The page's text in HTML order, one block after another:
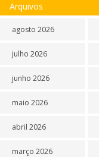
Arquivos
agosto 2026
julho 2026
junho 2026
maio 2026
abril 2026
março 2026